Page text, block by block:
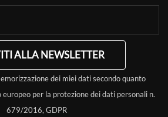
ALLA NEWSLETTER
dei miei dati secondo quanto
per la protezione dei dati personali n.
679/2016, GDPR